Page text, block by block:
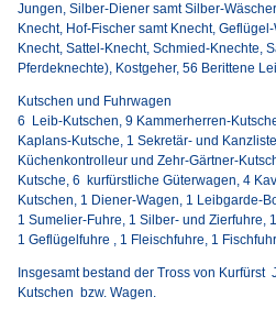
Jungen, Silber-Diener samt Silber-
Knecht, Hof-Fischer samt Knecht,
Knecht, Sattel-Knecht, Schmied-Knechte,
Pferdeknechte), Kostgeher, 56 Berittene
Kutschen und Fuhrwagen
6 Leib-Kutschen, 9 Kammerherren-
Kaplans-Kutsche, 1 Sekretär- und
Küchenkontrolleur und Zehr-Gärtner-
Kutsche, 6 kurfürstliche Güterwagen, 4
Kutschen, 1 Diener-Wagen, 1 Leibgarde-
1 Sumelier-Fuhre, 1 Silber- und Zierfuhre,
1 Geflügelfuhre , 1 Fleischfuhre, 1
Insgesamt bestand der Tross von
Kutschen bzw. Wagen.